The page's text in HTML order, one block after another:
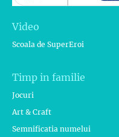
Video
Scoala de SuperEroi
Timp in familie
Jocuri
Art & Craft
Semnificatia numelui